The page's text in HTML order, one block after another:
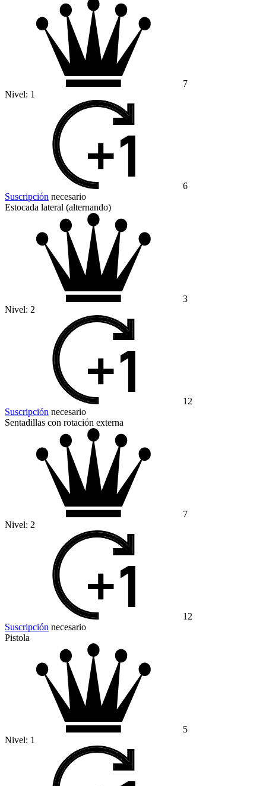
7
Nivel: 1
6
Suscripción necesario
Estocada lateral (alternando)
3
Nivel: 2
12
Suscripción necesario
Sentadillas con rotación externa
7
Nivel: 2
12
Suscripción necesario
Pistola
5
Nivel: 1